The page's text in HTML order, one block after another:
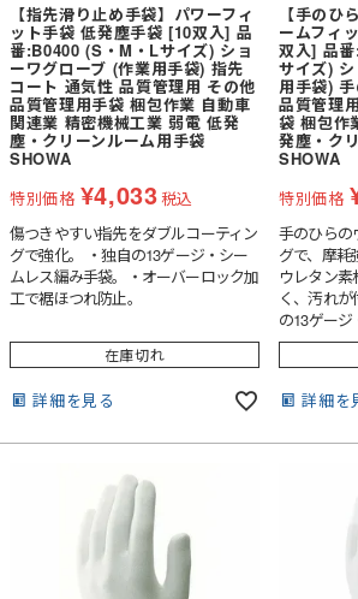
【指先滑り止め手袋】パワーフィ
ット手袋 低発塵手袋 [10双入] 品
番:B0400 (S・M・Lサイズ) ショ
ーワグローブ (作業用手袋) 指先
コート 通気性 品質管理用 その他
品質管理用手袋 梱包作業 自動車
関連業 精密機械工業 弱電 低発
塵・クリーンルーム用手袋
SHOWA
特別価格 ¥4,033税込
傷つきやすい指先をダブルコーティン
グで強化。 ・独自の13ゲージ・シー
ムレス編み手袋。・オーバーロック加
工で裾ほつれ防止。
在庫切れ
詳細を見る
【手のひ
ームフィ
双入] 品
サイズ)
用手袋)
品質管理
袋 梱包作
発塵・ク
SHOWA
特別価格
手のひらの
グで、摩耗
ウレタン素
く、汚れが
の13ゲージ
オーバーロ
詳細を